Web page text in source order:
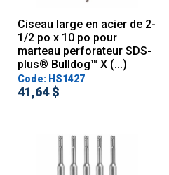
Ciseau large en acier de 2-
1/2 po x 10 po pour
marteau perforateur SDS-
plus® Bulldog™ X (...)
Code: HS1427
41,64 $